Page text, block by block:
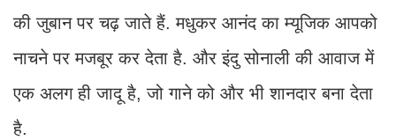
की जुबान पर चढ़ जाते हैं. मधुकर आनंद का म्यूजिक आपको
नाचने पर मजबूर कर देता है. और इंदु सोनाली की आवाज में
एक अलग ही जादू है, जो गाने को और भी शानदार बना देता
है.